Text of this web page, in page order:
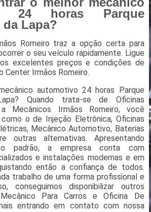
24 horas Parque
Lapa?
Romeiro traz a opção certa para
o seu veículo rapidamente. Ligue
excelentes preços e condições de
Center Irmãos Romeiro.
automotivo 24 horas Parque
Quando trata-se de Oficinas
Mecânicos Irmãos Romeiro, você
o de Injeção Eletrônica, Oficinas
Mecânico Automotivo, Baterias
outras alternativas. Apresentando
padrão, a empresa conta com
e instalações modernas e em
então a confiança de todos.
trabalho de uma forma profissional e
conseguimos disponibilizar outros
Para Carros e Oficina De
entrando em contato com nossa